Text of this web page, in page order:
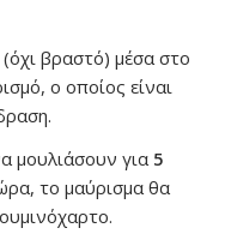
(όχι βραστό) μέσα στο
ο οποίος είναι
μουλιάσουν για 5
το μαύρισμα θα